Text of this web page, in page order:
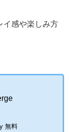
イ感や楽しみ方
無料